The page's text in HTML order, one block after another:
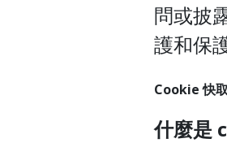
問或披
護和保
Cookie 快
什麼是